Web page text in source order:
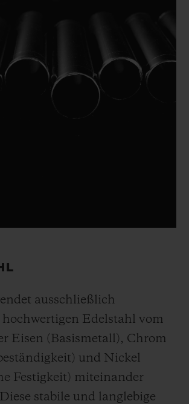
ausschließlich
Edelstahl vom
Eisen (Basismetall), Chrom
und Nickel
Festigkeit) miteinander
stabile und langlebige